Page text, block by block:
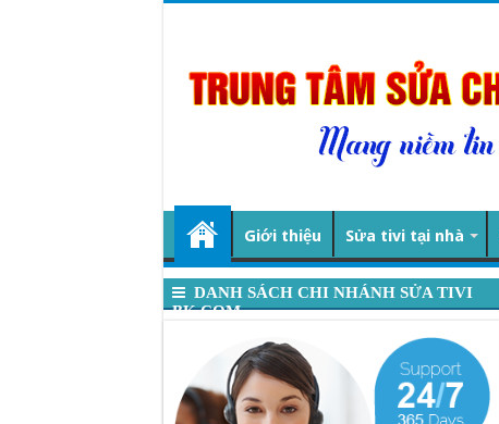
Giới thiệu Sửa tivi tại nhà
DANH SÁCH CHI NHÁNH SỬA TIVI
BK.COM